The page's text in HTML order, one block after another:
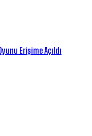
Erişime Açıldı